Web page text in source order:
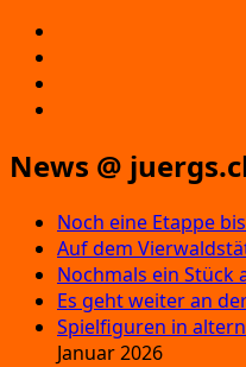
News @
Noch eine Etappe
Auf dem
Nochmals ein Stück
Es geht weiter an
Spielfiguren in
Januar 2026